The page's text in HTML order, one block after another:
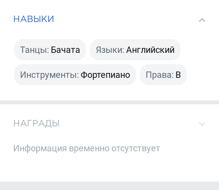
НАВЫКИ
Танцы: Бачата Языки: Английский
Инструменты: Фортепиано Права: B
НАГРАДЫ
Информация временно отсутствует